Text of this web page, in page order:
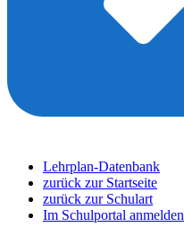
Lehrplan-Datenbank
zurück zur Startseite
zurück zur Schulart
Im Schulportal anmelden